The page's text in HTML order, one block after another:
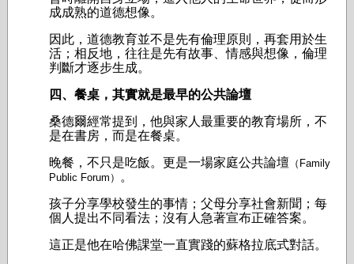
成成熟的道德想像。
因此，道德教育並不是先有倫理原則，再套用於生
活；相反地，往往是先有故事、情感與想像，倫理
判斷才逐步生成。
四、餐桌，其實就是最早的公共論壇
桑德爾經常提到，他與家人最重要的教育場所，不
是在書房，而是在餐桌。
晚餐，不只是吃飯。 更是一場家庭公共論壇 （Family
Public Forum）
。
孩子分享學校發生的事情； 父母分享社會新聞； 每
個人提出不同看法； 沒有人急著宣布正確答案。
這正是他在哈佛課堂一直實踐的蘇格拉底式對話。